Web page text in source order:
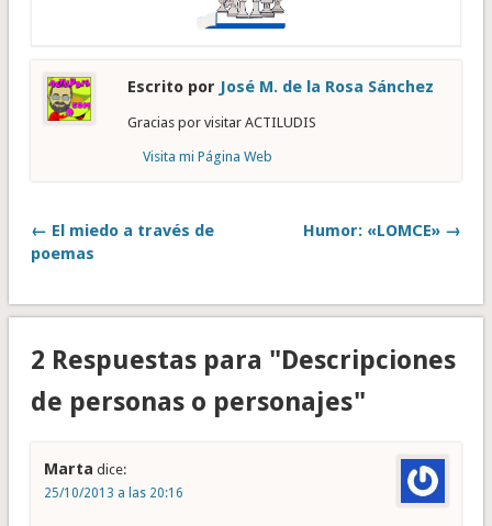
Escrito por José M. de la Rosa Sánchez
Gracias por visitar ACTILUDIS
Visita mi Página Web
← El miedo a través de
poemas
Humor: «LOMCE» →
2 Respuestas para "Descripciones
de personas o personajes"
Marta dice:
25/10/2013 a las 20:16